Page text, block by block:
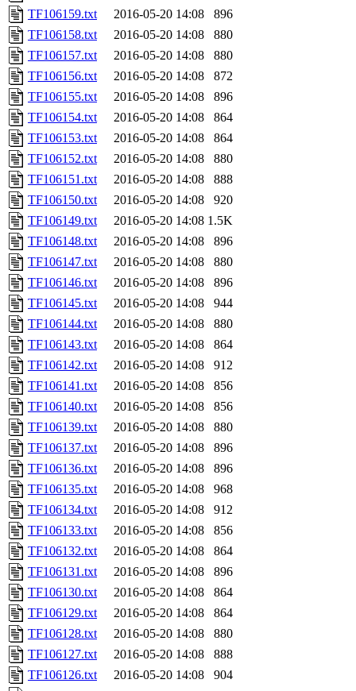
TF106159.txt
2016-05-20 14:08
896
TF106158.txt
2016-05-20 14:08
880
TF106157.txt
2016-05-20 14:08
880
TF106156.txt
2016-05-20 14:08
872
TF106155.txt
2016-05-20 14:08
896
TF106154.txt
2016-05-20 14:08
864
TF106153.txt
2016-05-20 14:08
864
TF106152.txt
2016-05-20 14:08
880
TF106151.txt
2016-05-20 14:08
888
TF106150.txt
2016-05-20 14:08
920
TF106149.txt
2016-05-20 14:08 1.5K
TF106148.txt
2016-05-20 14:08
896
TF106147.txt
2016-05-20 14:08
880
TF106146.txt
2016-05-20 14:08
896
TF106145.txt
2016-05-20 14:08
944
TF106144.txt
2016-05-20 14:08
880
TF106143.txt
2016-05-20 14:08
864
TF106142.txt
2016-05-20 14:08
912
TF106141.txt
2016-05-20 14:08
856
TF106140.txt
2016-05-20 14:08
856
TF106139.txt
2016-05-20 14:08
880
TF106137.txt
2016-05-20 14:08
896
TF106136.txt
2016-05-20 14:08
896
TF106135.txt
2016-05-20 14:08
968
TF106134.txt
2016-05-20 14:08
912
TF106133.txt
2016-05-20 14:08
856
TF106132.txt
2016-05-20 14:08
864
TF106131.txt
2016-05-20 14:08
896
TF106130.txt
2016-05-20 14:08
864
TF106129.txt
2016-05-20 14:08
864
TF106128.txt
2016-05-20 14:08
880
TF106127.txt
2016-05-20 14:08
888
TF106126.txt
2016-05-20 14:08
904